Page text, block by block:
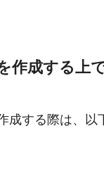
作成する上
成する際は、以